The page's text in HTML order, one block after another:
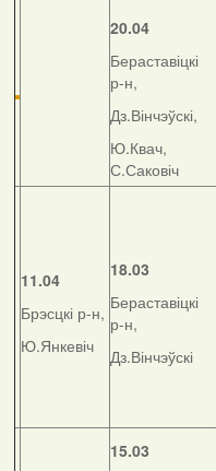
20.04
Бераставіцкі
р-н,
Дз.Вінчэўскі,
Ю.Квач,
С.Саковіч
11.04
Брэсцкі р-н,
Ю.Янкевіч
18.03
Бераставіцкі
р-н,
Дз.Вінчэўскі
15.03